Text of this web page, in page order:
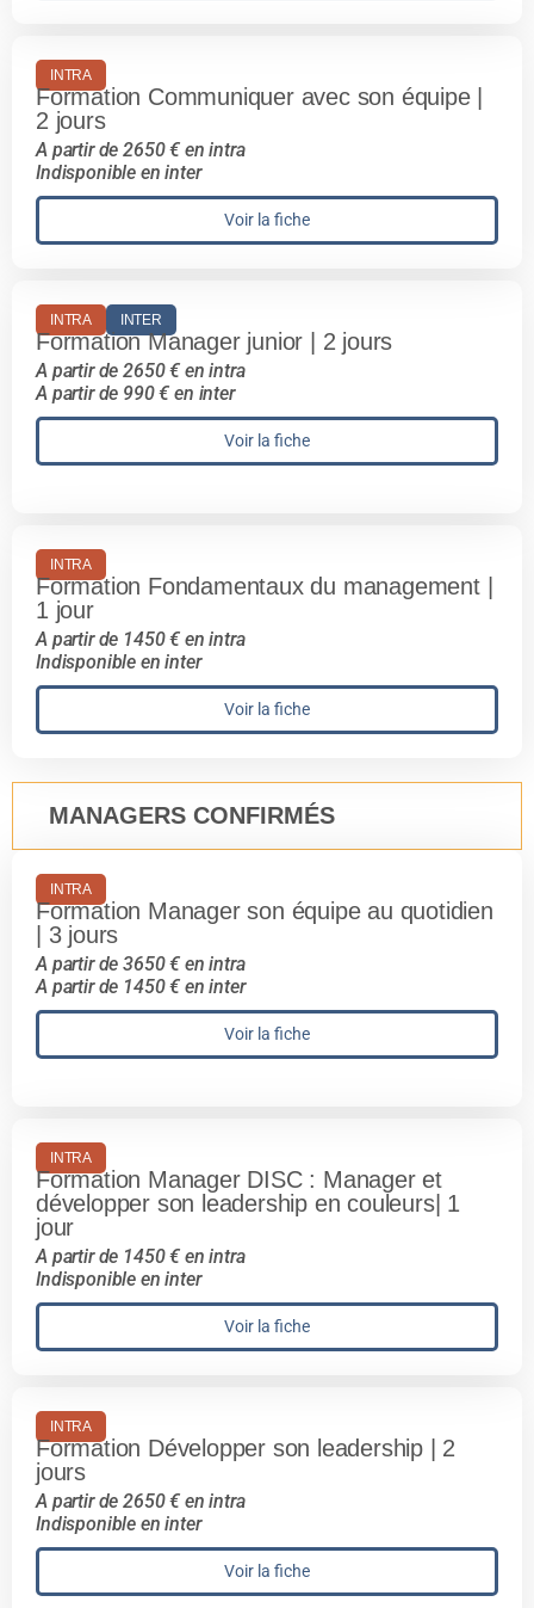
INTRA
Formation Communiquer avec son équipe |
2 jours
A partir de 2650 € en intra
Indisponible en inter
Voir la fiche
INTRA INTER
Formation Manager junior | 2 jours
A partir de 2650 € en intra
A partir de 990 € en inter
Voir la fiche
INTRA
Formation Fondamentaux du management |
1 jour
A partir de 1450 € en intra
Indisponible en inter
Voir la fiche
MANAGERS CONFIRMÉS
INTRA
Formation Manager son équipe au quotidien
| 3 jours
A partir de 3650 € en intra
A partir de 1450 € en inter
Voir la fiche
INTRA
Formation Manager DISC : Manager et
développer son leadership en couleurs| 1
jour
A partir de 1450 € en intra
Indisponible en inter
Voir la fiche
INTRA
Formation Développer son leadership | 2
jours
A partir de 2650 € en intra
Indisponible en inter
Voir la fiche